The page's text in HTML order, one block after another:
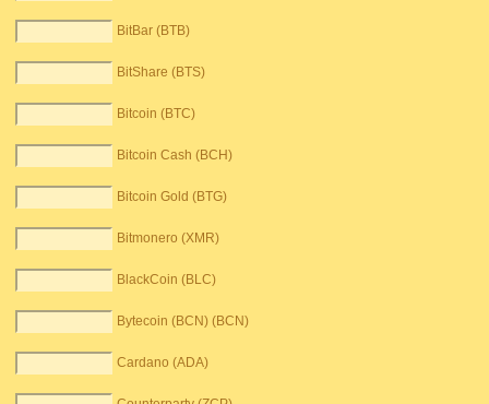
BitBar (BTB)
BitShare (BTS)
Bitcoin (BTC)
Bitcoin Cash (BCH)
Bitcoin Gold (BTG)
Bitmonero (XMR)
BlackCoin (BLC)
Bytecoin (BCN) (BCN)
Cardano (ADA)